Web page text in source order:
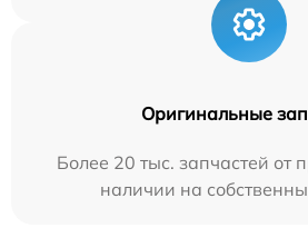
Оригинальные
Более 20 тыс. запчастей от
наличии на